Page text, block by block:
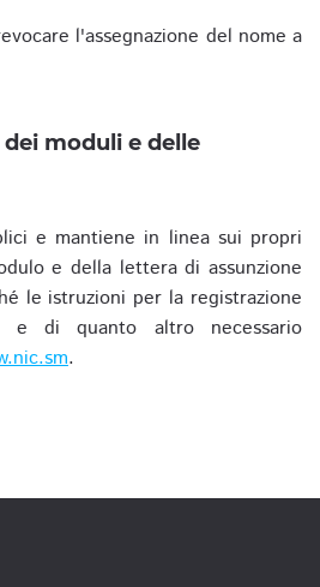
l'assegnazione del nome a
moduli e delle
e mantiene in linea sui propri
e della lettera di assunzione
le istruzioni per la registrazione
di quanto altro necessario
.